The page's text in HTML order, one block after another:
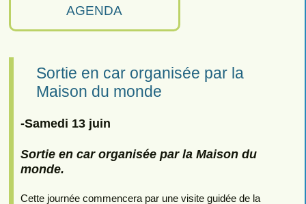
AGENDA
Sortie en car organisée par la
Maison du monde
-Samedi 13 juin
Sortie en car organisée par la Maison du
monde.
Cette journée commencera par une visite guidée de la